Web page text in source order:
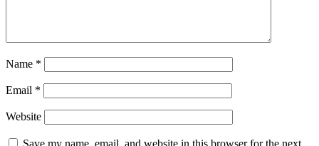
Name *
Email *
Website
Save my name, email, and website in this browser for the next